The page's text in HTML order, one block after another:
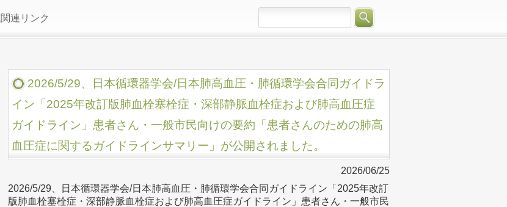
連リンク
2026/5/29、日本循環器学会/日本肺高血圧・肺循環学会合同ガイドラ
イン「2025年改訂版肺血栓塞栓症・深部静脈血栓症および肺高血圧症
ガイドライン」患者さん・一般市民向けの要約「患者さんのための肺高
血圧症に関するガイドラインサマリー」が公開されました。
2026/06/25
2026/5/29、日本循環器学会/日本肺高血圧・肺循環学会合同ガイドライン「2025年改訂
版肺血栓塞栓症・深部静脈血栓症および肺高血圧症ガイドライン」患者さん・一般市民